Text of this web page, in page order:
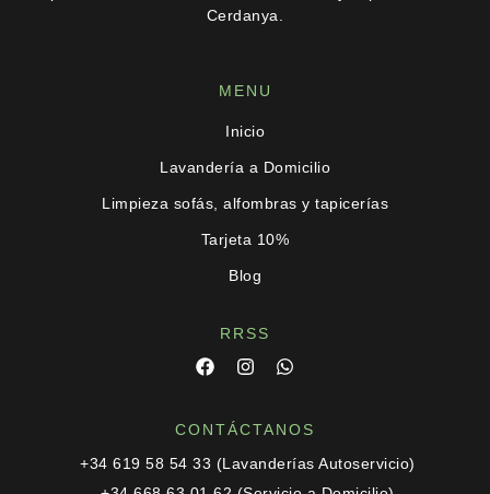
Cerdanya
MENU
Inicio
Lavandería a Domicilio
Limpieza sofás, alfombras y tapicerías
Tarjeta 10%
Blog
RRSS
CONTÁCTANOS
+34 619 58 54 33 (Lavanderías Autoservicio)